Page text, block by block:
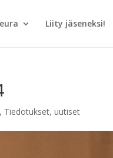
Liity jäseneksi!
, Tiedotukset,uutiset